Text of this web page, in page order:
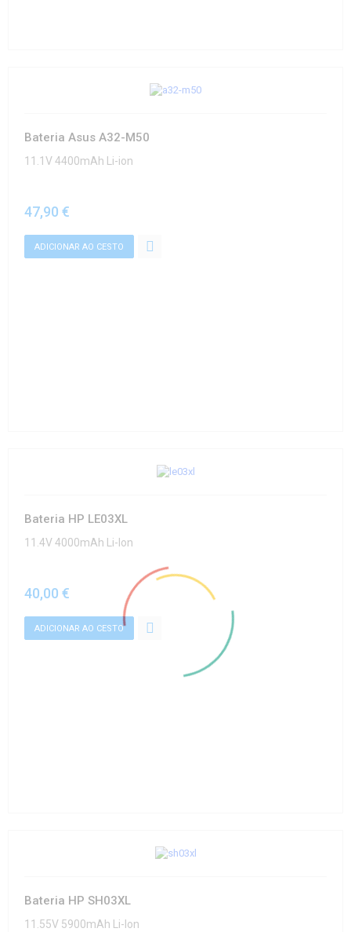
Bateria Asus A32-M50
11.1V 4400mAh Li-ion
47,90 €
Bateria HP LE03XL
11.4V 4000mAh Li-Ion
40,00 €
Bateria HP SH03XL
11.55V 5900mAh Li-Ion